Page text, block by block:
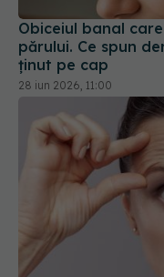
Obiceiul banal
părului. Ce spun
ținut pe cap
28 iun 2026, 11:00